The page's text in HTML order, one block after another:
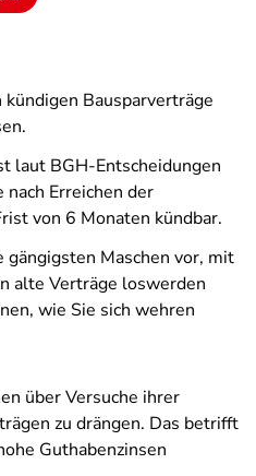
Bausparverträge
laut BGH-Entscheidungen
nach Erreichen der
von 6 Monaten kündbar.
Maschen vor, mit
alte Verträge loswerden
wie Sie sich wehren
über Versuche ihrer
zu drängen. Das betrifft
Guthabenzinsen